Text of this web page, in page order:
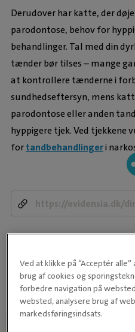
Derudover har katte, der
parodontose, behov for
behandlinger. Tal med din
tænder bør tilses – mange
at kontrollere tænderne i
sundhedseftersyn, mens
parodontose eller anden
hyppigere tjek. Ved tjekkene
fortandbehandlingeri
kat
Ved at klikke på “Acceptér
brug af cookies og
forbedre navigation på
websted, analysere brug af
markedsføringsindsats.